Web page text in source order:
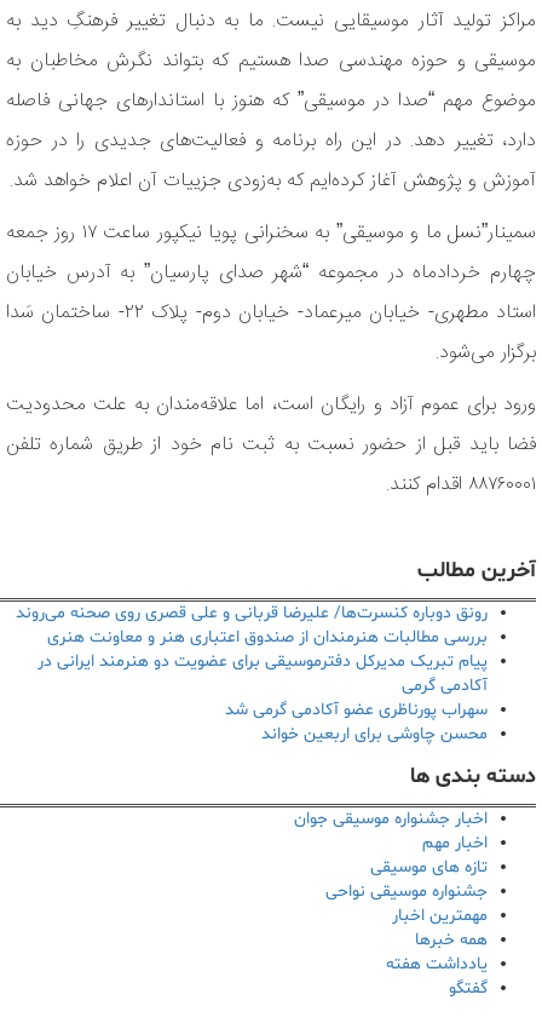
مراکز تولید آثار موسیقایی نیست. ما به دنبال تغییر فرهنگِ دید به
موسیقی و حوزه مهندسی صدا هستیم که بتواند نگرش مخاطبان به
موضوع مهم “صدا در موسیقی” که هنوز با استاندارهای جهانی فاصله
دارد، تغییر دهد. در این راه برنامه و فعالیت‌های جدیدی را در حوزه
آموزش و پژوهش آغاز کرده‌ایم که به‌زودی جزییات آن اعلام خواهد شد.
سمینار”نسل ما و موسیقی” به سخنرانی پویا نیکپور ساعت ۱۷ روز جمعه
چهارم خردادماه در مجموعه “شهر صدای پارسیان” به آدرس خیابان
استاد مطهرى- خیابان میرعماد- خیابان دوم- پلاک ٢٢- ساختمان سَدا
برگزار می‌شود.
ورود براى عموم آزاد و رایگان است، اما علاقه‌مندان به علت محدودیت
فضا باید قبل از حضور نسبت به ثبت نام خود از طریق شماره تلفن
٨٨٧۶٠٠٠١ اقدام کنند.
آخرین مطالب
رونق دوباره کنسرت‌ها/ علیرضا قربانی و علی قصری روی صحنه می‌روند
بررسی مطالبات هنرمندان از صندوق اعتباری هنر و معاونت هنری
پیام تبریک مدیرکل دفترموسیقی برای عضویت دو هنرمند ایرانی در
آکادمی گرمی
سهراب پورناظری عضو آکادمی گرمی شد
محسن چاوشی برای اربعین خواند
دسته بندی ها
اخبار جشنواره موسیقی جوان
اخبار مهم
تازه های موسیقی
جشنواره موسیقی نواحی
مهمترین اخبار
همه خبرها
یادداشت هفته
گفتگو